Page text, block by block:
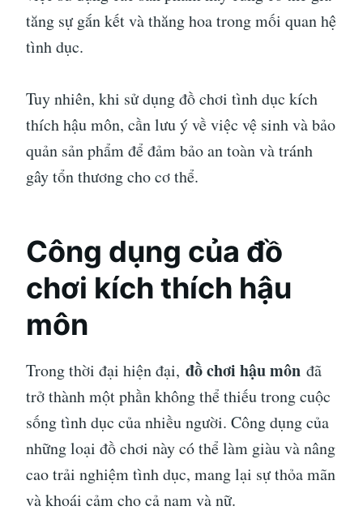
tăng sự gắn kết và thăng hoa trong mối quan hệ
tình dục.
Tuy nhiên, khi sử dụng đồ chơi tình dục kích
thích hậu môn, cần lưu ý về việc vệ sinh và bảo
quản sản phẩm để đảm bảo an toàn và tránh
gây tổn thương cho cơ thể.
Công dụng của đồ
chơi kích thích hậu
môn
Trong thời đại hiện đại, đồ chơi hậu môn đã
trở thành một phần không thể thiếu trong cuộc
sống tình dục của nhiều người. Công dụng của
những loại đồ chơi này có thể làm giàu và nâng
cao trải nghiệm tình dục, mang lại sự thỏa mãn
và khoái cảm cho cả nam và nữ.